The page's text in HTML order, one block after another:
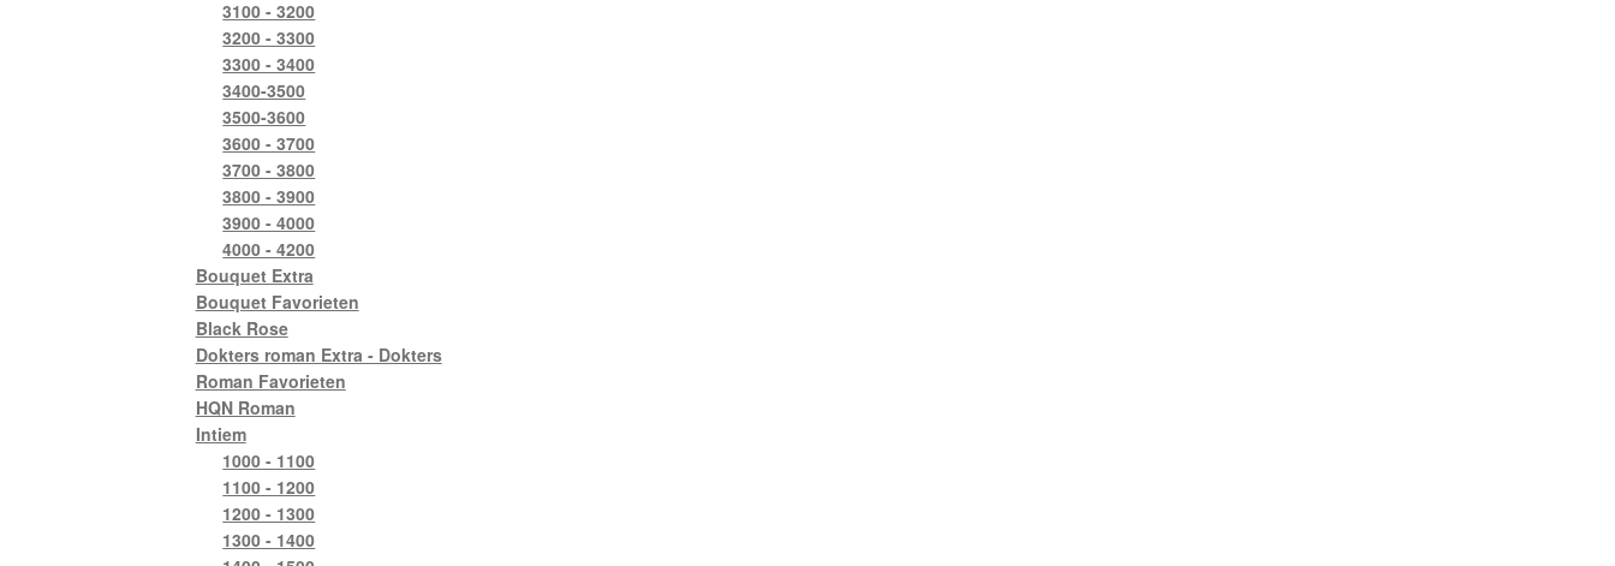
3100 - 3200
3200 - 3300
3300 - 3400
3400-3500
3500-3600
3600 - 3700
3700 - 3800
3800 - 3900
3900 - 4000
4000 - 4200
Bouquet Extra
Bouquet Favorieten
Black Rose
Dokters roman Extra - Dokters
Roman Favorieten
HQN Roman
Intiem
1000 - 1100
1100 - 1200
1200 - 1300
1300 - 1400